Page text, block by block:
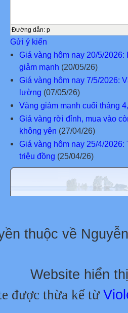
Đường dẫn: p
Gửi ý kiến
Giá vàng hôm nay 20/5/
giảm mạnh (20/05/26)
Giá vàng hôm nay 7/5/2026:
lường (07/05/26)
Vàng giảm mạnh cuối tháng
Giá vàng rời đỉnh, mua vào
không yên (27/04/26)
Giá vàng hôm nay 25/4/
triệu đồng (25/04/26)
thuộc về
Website hiển
được thừa kế từ